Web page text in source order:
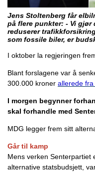
Jens Stoltenberg får
på flere punkter: - Vi
reduserer
som fossile biler, er
I oktober la regjeringen
Blant forslagene var å
300.000 kroner allerede
I morgen begynner
skal forhandle med
MDG legger frem sitt
Går til kamp
Mens verken Senterpartiet
alternative statsbudsjett,